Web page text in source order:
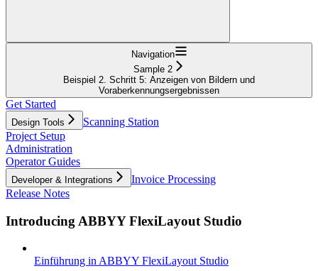
Navigation
Sample 2
Beispiel 2. Schritt 5: Anzeigen von Bildern und
Voraberkennungsergebnissen
Get Started
Design Tools
Scanning Station
Project Setup
Administration
Operator Guides
Developer & Integrations
Invoice Processing
Release Notes
Introducing ABBYY FlexiLayout Studio
Einführung in ABBYY FlexiLayout Studio